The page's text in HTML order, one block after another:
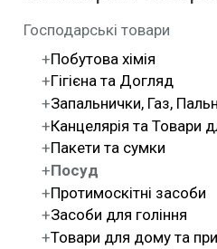
Господарські товари
Побутова хімія
Гігієна та Догляд
Запальнички, Газ,
Канцелярія та Товари
Пакети та сумки
Посуд
Протимоскітні засоби
Засоби для гоління
Товари для дому та